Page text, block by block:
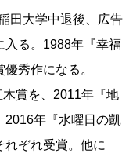
田大学中退後、広告
入る。1988年『幸福
秀作になる。
賞を、2011年『地
2016年『水曜日の凱
れぞれ受賞。他に